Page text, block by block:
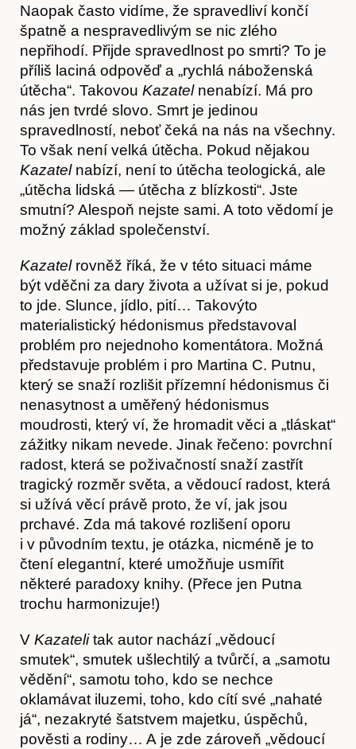
Hostcast
Akce
Naopak často vidíme, že spravedliví končí
špatně a nespravedlivým se nic zlého
nepřihodí. Přijde spravedlnost po smrti? To je
příliš laciná odpověď a „rychlá náboženská
útěcha“. Takovou Kazatelnenabízí. Má pro
nás jen tvrdé slovo. Smrt je jedinou
spravedlností, neboť čeká na nás na všechny.
To však není velká útěcha. Pokud nějakou
Kazatelnabízí, není to útěcha teologická, ale
„útěcha lidská — útěcha z blízkosti“. Jste
smutní? Alespoň nejste sami. A toto vědomí je
možný základ společenství.
Kazatelrovněž říká, že v této situaci máme
být vděčni za dary života a užívat si je, pokud
to jde. Slunce, jídlo, pití… Takovýto
materialistický hédonismus představoval
problém pro nejednoho komentátora. Možná
představuje problém i pro Martina C. Putnu,
který se snaží rozlišit přízemní hédonismus či
nenasytnost a uměřený hédonismus
moudrosti, který ví, že hromadit věci a „tláskat“
zážitky nikam nevede. Jinak řečeno: povrchní
radost, která se poživačností snaží zastřít
tragický rozměr světa, a vědoucí radost, která
si užívá věcí právě proto, že ví, jak jsou
prchavé. Zda má takové rozlišení oporu
i v původním textu, je otázka, nicméně je to
čtení elegantní, které umožňuje usmířit
některé paradoxy knihy. (Přece jen Putna
trochu harmonizuje!)
V Kazatelitak autor nachází „vědoucí
smutek“, smutek ušlechtilý a tvůrčí, a „samotu
vědění“, samotu toho, kdo se nechce
oklamávat iluzemi, toho, kdo cítí své „nahaté
já“, nezakryté šatstvem majetku, úspěchů,
pověsti a rodiny… A je zde zároveň „vědoucí